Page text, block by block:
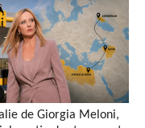
de Giorgia Meloni,